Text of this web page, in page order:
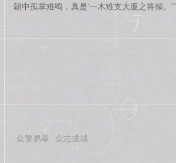
朝中孤掌难鸣，真是‘一木难支大厦之将倾。’”
众擎易举 众志成城